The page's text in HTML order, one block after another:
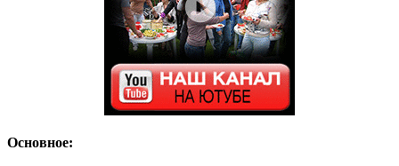
Основное: